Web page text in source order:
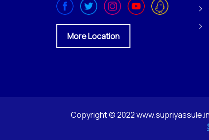
More Location
Copyright © 2022